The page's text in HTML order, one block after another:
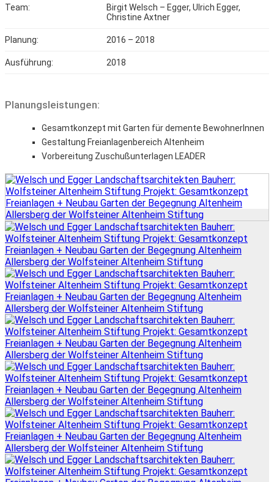
Team:
Birgit Welsch – Egger, Ulrich Egger,
Christine Axtner
Planung: 2016 – 2018
Ausführung: 2018
Planungsleistungen:
Gesamtkonzept mit Garten für demente BewohnerInnen
Gestaltung Freianlagenbereich Altenheim
Vorbereitung Zuschußunterlagen LEADER